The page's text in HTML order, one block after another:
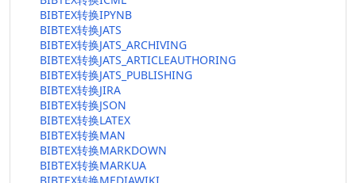
BIBTEX转换IPYNB
BIBTEX转换JATS
BIBTEX转换JATS_ARCHIVING
BIBTEX转换JATS_ARTICLEAUTHORING
BIBTEX转换JATS_PUBLISHING
BIBTEX转换JIRA
BIBTEX转换JSON
BIBTEX转换LATEX
BIBTEX转换MAN
BIBTEX转换MARKDOWN
BIBTEX转换MARKUA